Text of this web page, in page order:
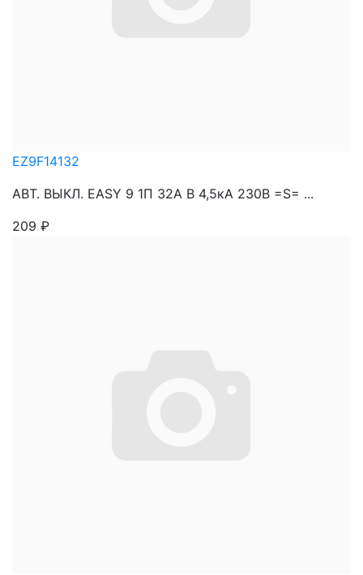
EZ9F14132
АВТ. ВЫКЛ. EASY 9 1П 32А В 4,5кА 230В =S= ...
209 ₽